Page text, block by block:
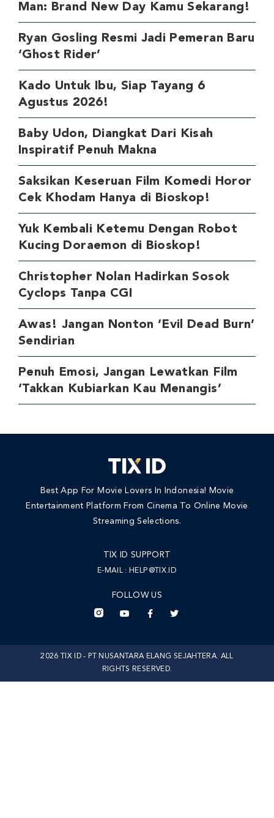
Man: Brand New Day Kamu Sekarang!
Ryan Gosling Resmi Jadi Pemeran Baru
‘Ghost Rider’
Kado Untuk Ibu, Siap Tayang 6
Agustus 2026!
Baby Udon, Diangkat Dari Kisah
Inspiratif Penuh Makna
Saksikan Keseruan Film Komedi Horor
Cek Khodam Hanya di Bioskop!
Yuk Kembali Ketemu Dengan Robot
Kucing Doraemon di Bioskop!
Christopher Nolan Hadirkan Sosok
Cyclops Tanpa CGI
Awas! Jangan Nonton ‘Evil Dead Burn’
Sendirian
Penuh Emosi, Jangan Lewatkan Film
‘Takkan Kubiarkan Kau Menangis’
Best App For Movie Lovers In Indonesia! Movie
Entertainment Platform From Cinema To Online Movie
Streaming Selections.
TIX ID SUPPORT
E-MAIL : HELP@TIX.ID
FOLLOW US
2026 TIX ID - PT NUSANTARA ELANG SEJAHTERA. ALL
RIGHTS RESERVED.